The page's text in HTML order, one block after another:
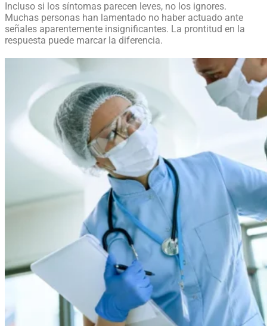
Incluso si los síntomas parecen leves, no los ignores.
Muchas personas han lamentado no haber actuado ante
señales aparentemente insignificantes. La prontitud en la
respuesta puede marcar la diferencia.